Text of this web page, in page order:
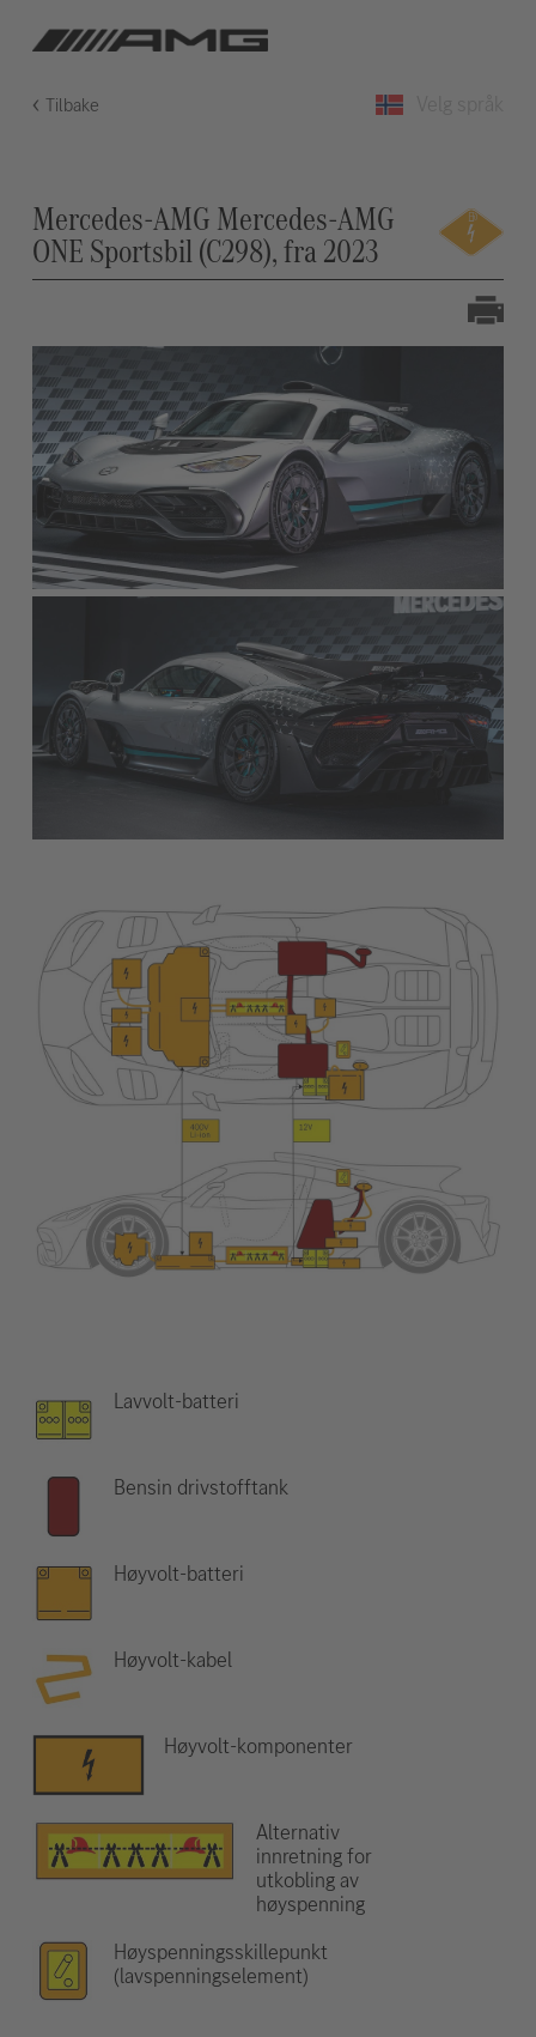
Tilbake
Mercedes-AMG Mercedes-AMG
ONE Sportsbil (C298), fra 2023
Lavvolt-batteri
Bensin drivstofftank
Høyvolt-batteri
Høyvolt-kabel
Høyvolt-komponenter
Alternativ
innretning for
utkobling av
høyspenning
Høyspenningsskillepunkt
(lavspenningselement)